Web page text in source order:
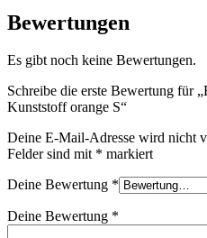
Bewertungen
Es gibt noch keine Bewertungen.
Schreibe die erste Bewertung für
Kunststoff orange S“
Deine E-Mail-Adresse wird nicht
Felder sind mit * markiert
Deine Bewertung *
Deine Bewertung *